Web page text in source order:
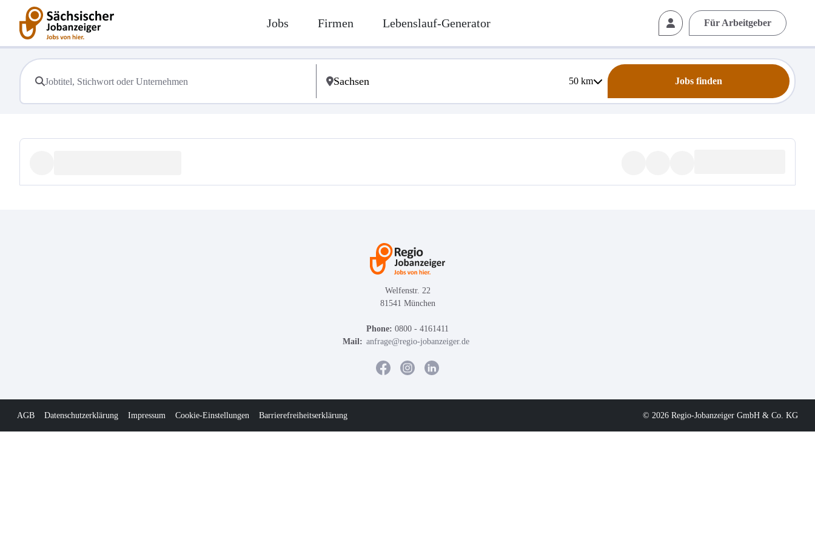
Jobs Firmen Lebenslauf-Generator Für Arbeitgeber
50km Jobs finden
Welfenstr. 22
81541 München
Phone: 0800 - 4161411
Mail: anfrage@regio-jobanzeiger.de
AGB Datenschutzerklärung Impressum Cookie-Einstellungen Barrierefreiheitserklärung © 2026 Regio-Jobanzeiger GmbH & Co. KG